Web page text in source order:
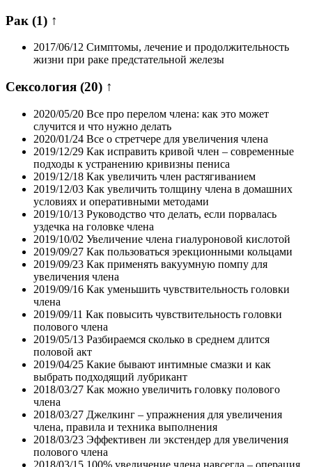
Рак (1) ↑
2017/06/12 Симптомы, лечение и продолжительность
жизни при раке предстательной железы
Сексология (20) ↑
2020/05/20 Все про перелом члена: как это может
случится и что нужно делать
2020/01/24 Все о стретчере для увеличения члена
2019/12/29 Как исправить кривой член – современные
подходы к устранению кривизны пениса
2019/12/18 Как увеличить член растягиванием
2019/12/03 Как увеличить толщину члена в домашних
условиях и оперативными методами
2019/10/13 Руководство что делать, если порвалась
уздечка на головке члена
2019/10/02 Увеличение члена гиалуроновой кислотой
2019/09/27 Как пользоваться эрекционными кольцами
2019/09/23 Как применять вакуумную помпу для
увеличения члена
2019/09/16 Как уменьшить чувствительность головки
члена
2019/09/11 Как повысить чувствительность головки
полового члена
2019/05/13 Разбираемся сколько в среднем длится
половой акт
2019/04/25 Какие бывают интимные смазки и как
выбрать подходящий лубрикант
2018/03/27 Как можно увеличить головку полового
члена
2018/03/27 Джелкинг – упражнения для увеличения
члена, правила и техника выполнения
2018/03/23 Эффективен ли экстендер для увеличения
полового члена
2018/03/15 100% увеличение члена навсегда – операция